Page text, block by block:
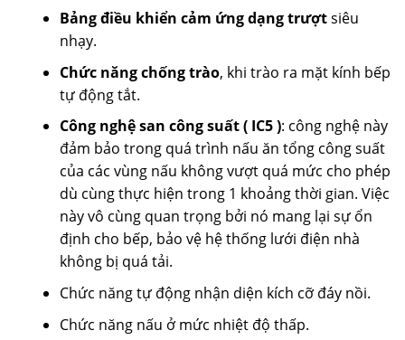
Bảng điều khiển cảm ứng dạng trượtsiêu
nhạy.
Chức năng chống trào, khi trào ra mặt kính bếp
tự động tắt.
Công nghệ san công suất ( IC5 ): công nghệ này
đảm bảo trong quá trình nấu ăn tổng công suất
của các vùng nấu không vượt quá mức cho phép
dù cùng thực hiện trong 1 khoảng thời gian. Việc
này vô cùng quan trọng bởi nó mang lại sự ổn
định cho bếp, bảo vệ hệ thống lưới điện nhà
không bị quá tải.
Chức năng tự động nhận diện kích cỡ đáy nồi.
Chức năng nấu ở mức nhiệt độ thấp.